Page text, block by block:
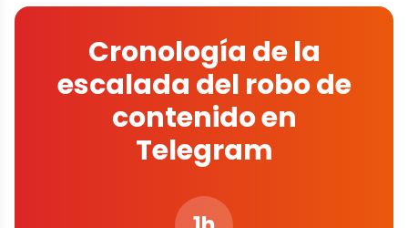
Cronología de la
escalada del robo de
contenido en
Telegram